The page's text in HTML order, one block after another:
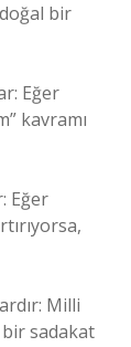
bir
Eğer
kavramı
Eğer
Milli
bir sadakat